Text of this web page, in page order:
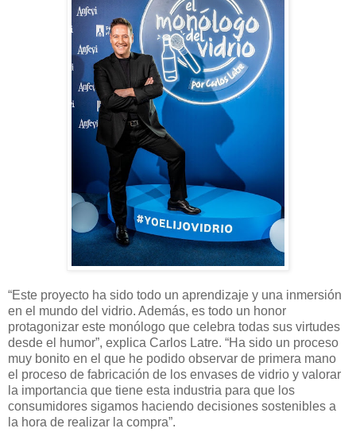
“Este proyecto ha sido todo un aprendizaje y una inmersión
en el mundo del vidrio. Además, es todo un honor
protagonizar este monólogo que celebra todas sus virtudes
desde el humor”, explica Carlos Latre. “Ha sido un proceso
muy bonito en el que he podido observar de primera mano
el proceso de fabricación de los envases de vidrio y valorar
la importancia que tiene esta industria para que los
consumidores sigamos haciendo decisiones sostenibles a
la hora de realizar la compra”.